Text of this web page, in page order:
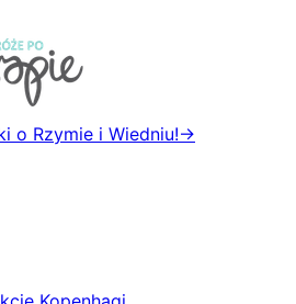
o Rzymie i Wiedniu!→